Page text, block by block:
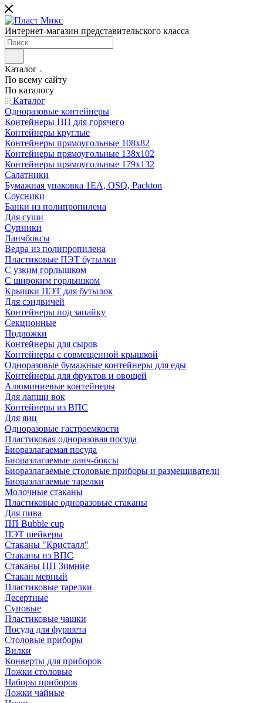
Интернет-магазин представительского класса
Каталог
По всему сайту
По каталогу
Каталог
Одноразовые контейнеры
Контейнеры ПП для горячего
Контейнеры круглые
Контейнеры прямоугольные 108х82
Контейнеры прямоугольные 138х102
Контейнеры прямоугольные 179х132
Салатники
Бумажная упаковка 1ЕА, OSQ, Packton
Соусники
Банки из полипропилена
Для суши
Супники
Ланчбоксы
Ведра из полипропилена
Пластиковые ПЭТ бутылки
С узким горлышком
С широким горлышком
Крышки ПЭТ для бутылок
Для сэндвичей
Контейнеры под запайку
Секционные
Подложки
Контейнеры для сыров
Контейнеры с совмещенной крышкой
Одноразовые бумажные контейнеры для еды
Контейнеры для фруктов и овощей
Алюминиевые контейнеры
Для лапши вок
Контейнеры из ВПС
Для яиц
Одноразовые гастроемкости
Пластиковая одноразовая посуда
Биоразлагаемая посуда
Биоразлагаемые ланч-боксы
Биоразлагаемые столовые приборы и размешиватели
Биоразлагаемые тарелки
Молочные стаканы
Пластиковые одноразовые стаканы
Для пива
ПП Bubble cup
ПЭТ шейкеры
Стаканы "Кристалл"
Стаканы из ВПС
Стаканы ПП Зимние
Стакан мерный
Пластиковые тарелки
Десертные
Суповые
Пластиковые чашки
Посуда для фуршета
Столовые приборы
Вилки
Конверты для приборов
Ложки столовые
Наборы приборов
Ложки чайные